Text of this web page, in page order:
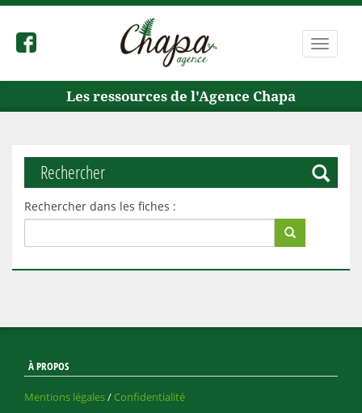
la
Les ressources de l'Agence Chapa
Rechercher
Rechercher dans les fiches :
À PROPOS
Mentions légales/ Confidentialité